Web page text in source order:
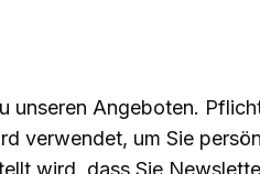
unseren Angeboten.
verwendet, um Sie
wird, dass Sie